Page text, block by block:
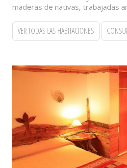
maderas de nativas, trabajadas
VER TODAS LAS HABITACIONES